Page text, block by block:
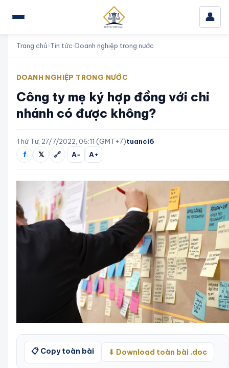
👤
Trang chủ›Tin tức›Doanh nghiệp trong nước
DOANH NGHIỆP TRONG NƯỚC
Công ty mẹ ký hợp đồng với chi
nhánh có được không?
Thứ Tư, 27/7/2022, 06:11 (GMT+7)tuanci6
f 𝕏 🔗 A− A+
📋 Copy toàn bài ⬇ Download toàn bài .doc